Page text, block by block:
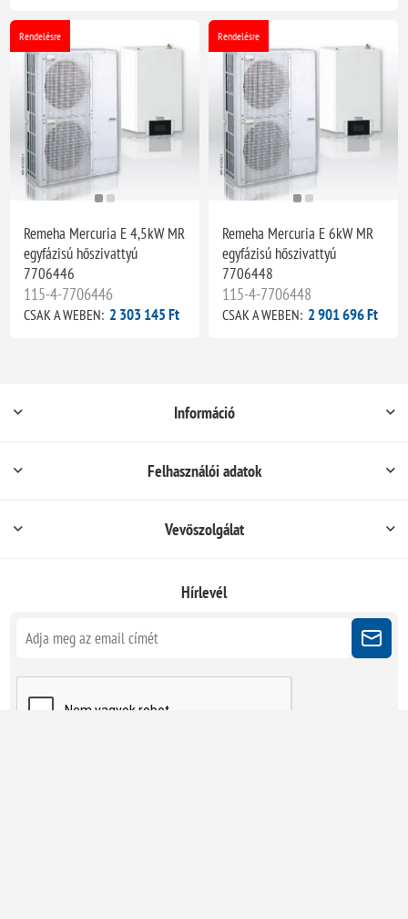
Rendelésre
Remeha Mercuria E 4,5kW MR
egyfázisú hőszivattyú
7706446
115-4-7706446
CSAK A WEBEN: 2 303 145 Ft
Rendelésre
Remeha Mercuria E 6kW MR
egyfázisú hőszivattyú
7706448
115-4-7706448
CSAK A WEBEN: 2 901 696 Ft
Információ
Felhasználói adatok
Vevőszolgálat
Hírlevél